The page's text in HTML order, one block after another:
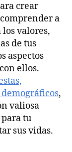
crear
a
valores,
de tus
aspectos
ellos.
,
valiosa
tu
sus vidas.